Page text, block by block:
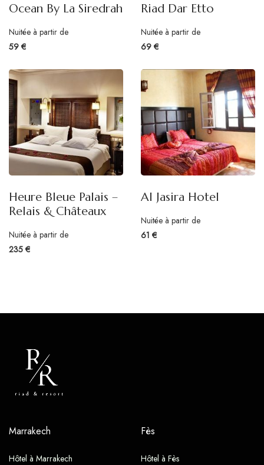
Ocean By La Siredrah
Nuitée à partir de
59 €
Riad Dar Etto
Nuitée à partir de
69 €
Heure Bleue Palais –
Relais & Châteaux
Nuitée à partir de
235 €
Al Jasira Hotel
Nuitée à partir de
61 €
Marrakech
Hôtel à Marrakech
Fès
Hôtel à Fès